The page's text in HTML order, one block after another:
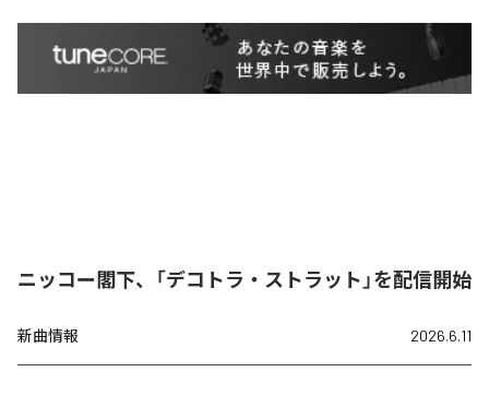
ニッコー閣下、「デコトラ・ストラット」を配信開始
新曲情報 2026.6.11